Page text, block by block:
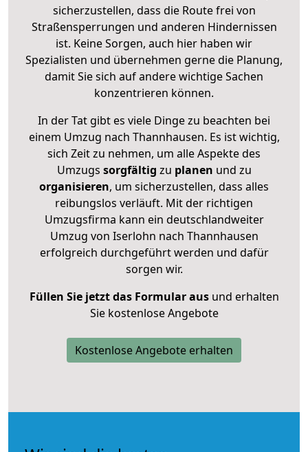
sicherzustellen, dass die Route frei von
Straßensperrungen und anderen Hindernissen
ist. Keine Sorgen, auch hier haben wir
Spezialisten und übernehmen gerne die Planung,
damit Sie sich auf andere wichtige Sachen
konzentrieren können.
In der Tat gibt es viele Dinge zu beachten bei
einem Umzug nach Thannhausen. Es ist wichtig,
sich Zeit zu nehmen, um alle Aspekte des
Umzugs sorgfältig zu planen und zu
organisieren, um sicherzustellen, dass alles
reibungslos verläuft. Mit der richtigen
Umzugsfirma kann ein deutschlandweiter
Umzug von Iserlohn nach Thannhausen
erfolgreich durchgeführt werden und dafür
sorgen wir.
Füllen Sie jetzt das Formular ausund erhalten
Sie kostenlose Angebote
Kostenlose Angebote erhalten